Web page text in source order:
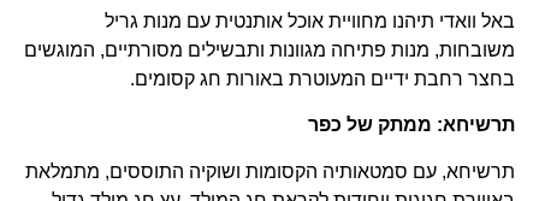
באל וואדי תיהנו מחוויית אוכל אותנטית עם מנות גריל
משובחות, מנות פתיחה מגוונות ותבשילים מסורתיים, המוגשים
בחצר רחבת ידיים המעוטרת באורות חג קסומים.
תרשיחא: ממתק של כפר
תרשיחא, עם סמטאותיה הקסומות ושוקיה התוססים, מתמלאת